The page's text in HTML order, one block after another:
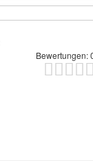
Bewertungen: